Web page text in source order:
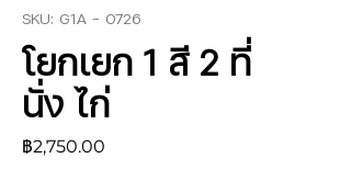
SKU: G1A - 0726
โยกเยก 1 สี 2 ที่
นั่ง ไก่
฿2,750.00